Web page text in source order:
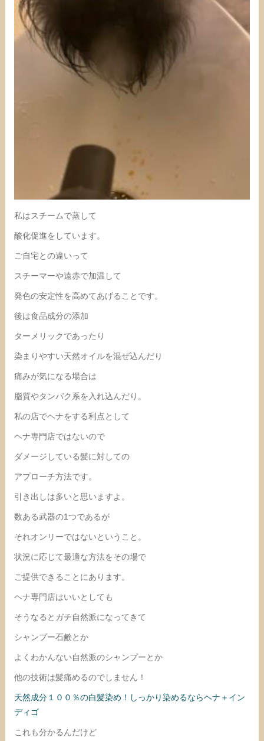
私はスチームで蒸して
酸化促進をしています。
ご自宅との違いって
スチーマーや遠赤で加温して
発色の安定性を高めてあげることです。
後は食品成分の添加
ターメリックであったり
染まりやすい天然オイルを混ぜ込んだり
痛みが気になる場合は
脂質やタンパク系を入れ込んだり。
私の店でヘナをする利点として
ヘナ専門店ではないので
ダメージしている髪に対しての
アプローチ方法です。
引き出しは多いと思いますよ。
数ある武器の1つであるが
それオンリーではないということ。
状況に応じて最適な方法をその場で
ご提供できることにあります。
ヘナ専門店はいいとしても
そうなるとガチ自然派になってきて
シャンプー石鹸とか
よくわかんない自然派のシャンプーとか
他の技術は髪痛めるのでしません！
天然成分１００％の白髪染め！しっかり染めるならヘナ＋イン
ディゴ
これも分かるんだけど